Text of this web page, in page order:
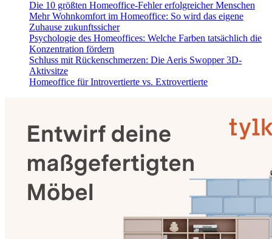
Die 10 größten Homeoffice-Fehler erfolgreicher Menschen
Mehr Wohnkomfort im Homeoffice: So wird das eigene
Zuhause zukunftssicher
Psychologie des Homeoffices: Welche Farben tatsächlich die
Konzentration fördern
Schluss mit Rückenschmerzen: Die Aeris Swopper 3D-
Aktivsitze
Homeoffice für Introvertierte vs. Extrovertierte